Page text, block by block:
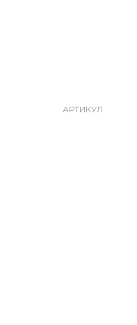
АРТИКУЛ